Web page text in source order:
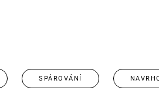
SPÁROVÁNÍ